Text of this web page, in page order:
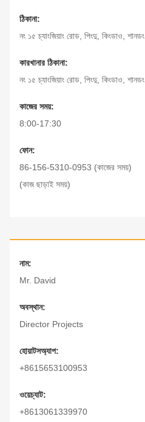
ঠিকানা:
নং ১৫ চ্যাংজিয়াং রোড, পিংদু, কিংডাও, শানডং
কারখানার ঠিকানা:
নং ১৫ চ্যাংজিয়াং রোড, পিংদু, কিংডাও, শানডং
কাজের সময়:
8:00-17:30
ফোন:
86-156-5310-0953 (কাজের সময়)
(কাজ ছাড়াই সময়)
নাম:
Mr. David
অবস্থান:
Director Projects
হোয়াটসঅ্যাপ:
+8615653100953
ওয়েচ্যাট:
+8613061339970